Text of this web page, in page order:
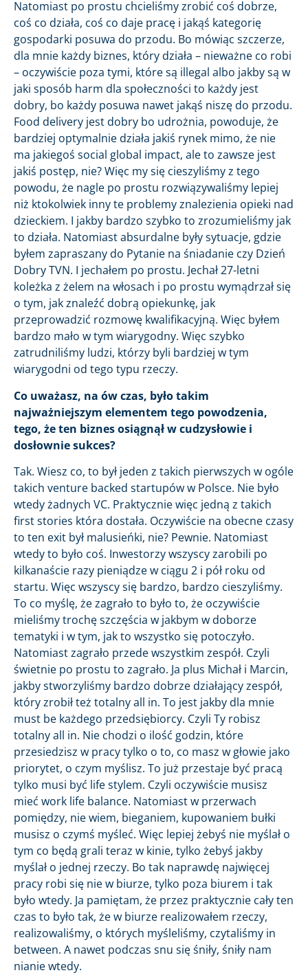
Natomiast po prostu chcieliśmy zrobić coś dobrze,
coś co działa, coś co daje pracę i jakąś kategorię
gospodarki posuwa do przodu. Bo mówiąc szczerze,
dla mnie każdy biznes, który działa – nieważne co robi
– oczywiście poza tymi, które są illegal albo jakby są w
jaki sposób harm dla społeczności to każdy jest
dobry, bo każdy posuwa nawet jakąś niszę do przodu.
Food delivery jest dobry bo udrożnia, powoduje, że
bardziej optymalnie działa jakiś rynek mimo, że nie
ma jakiegoś social global impact, ale to zawsze jest
jakiś postęp, nie? Więc my się cieszyliśmy z tego
powodu, że nagle po prostu rozwiązywaliśmy lepiej
niż ktokolwiek inny te problemy znalezienia opieki nad
dzieckiem. I jakby bardzo szybko to zrozumieliśmy jak
to działa. Natomiast absurdalne były sytuacje, gdzie
byłem zapraszany do Pytanie na śniadanie czy Dzień
Dobry TVN. I jechałem po prostu. Jechał 27-letni
koleżka z żelem na włosach i po prostu wymądrzał się
o tym, jak znaleźć dobrą opiekunkę, jak
przeprowadzić rozmowę kwalifikacyjną. Więc byłem
bardzo mało w tym wiarygodny. Więc szybko
zatrudniliśmy ludzi, którzy byli bardziej w tym
wiarygodni od tego typu rzeczy.
Co uważasz, na ów czas, było takim
najważniejszym elementem tego powodzenia,
tego, że ten biznes osiągnął w cudzysłowie i
dosłownie sukces?
Tak. Wiesz co, to był jeden z takich pierwszych w ogóle
takich venture backed startupów w Polsce. Nie było
wtedy żadnych VC. Praktycznie więc jedną z takich
first stories która dostała. Oczywiście na obecne czasy
to ten exit był malusieńki, nie? Pewnie. Natomiast
wtedy to było coś. Inwestorzy wszyscy zarobili po
kilkanaście razy pieniądze w ciągu 2 i pół roku od
startu. Więc wszyscy się bardzo, bardzo cieszyliśmy.
To co myślę, że zagrało to było to, że oczywiście
mieliśmy trochę szczęścia w jakbym w doborze
tematyki i w tym, jak to wszystko się potoczyło.
Natomiast zagrało przede wszystkim zespół. Czyli
świetnie po prostu to zagrało. Ja plus Michał i Marcin,
jakby stworzyliśmy bardzo dobrze działający zespół,
który zrobił też totalny all in. To jest jakby dla mnie
must be każdego przedsiębiorcy. Czyli Ty robisz
totalny all in. Nie chodzi o ilość godzin, które
przesiedzisz w pracy tylko o to, co masz w głowie jako
priorytet, o czym myślisz. To już przestaje być pracą
tylko musi być life stylem. Czyli oczywiście musisz
mieć work life balance. Natomiast w przerwach
pomiędzy, nie wiem, bieganiem, kupowaniem bułki
musisz o czymś myśleć. Więc lepiej żebyś nie myślał o
tym co będą grali teraz w kinie, tylko żebyś jakby
myślał o jednej rzeczy. Bo tak naprawdę najwięcej
pracy robi się nie w biurze, tylko poza biurem i tak
było wtedy. Ja pamiętam, że przez praktycznie cały ten
czas to było tak, że w biurze realizowałem rzeczy,
realizowaliśmy, o których myśleliśmy, czytaliśmy in
between. A nawet podczas snu się śniły, śniły nam
nianie wtedy.